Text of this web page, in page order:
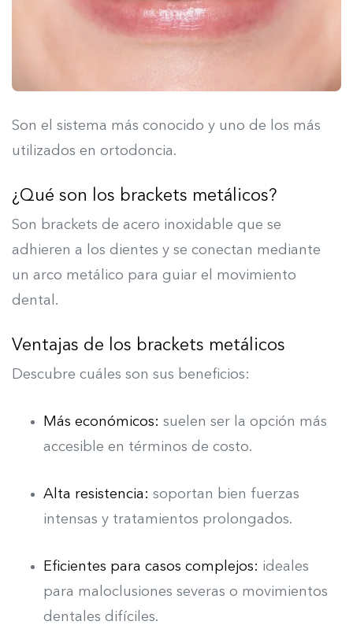
Son el sistema más conocido y uno de los más
utilizados en ortodoncia.
¿Qué son los brackets metálicos?
Son brackets de acero inoxidable que se
adhieren a los dientes y se conectan mediante
un arco metálico para guiar el movimiento
dental.
Ventajas de los brackets metálicos
Descubre cuáles son sus beneficios:
Más económicos: suelen ser la opción más
accesible en términos de costo.
Alta resistencia: soportan bien fuerzas
intensas y tratamientos prolongados.
Eficientes para casos complejos: ideales
para maloclusiones severas o movimientos
dentales difíciles.